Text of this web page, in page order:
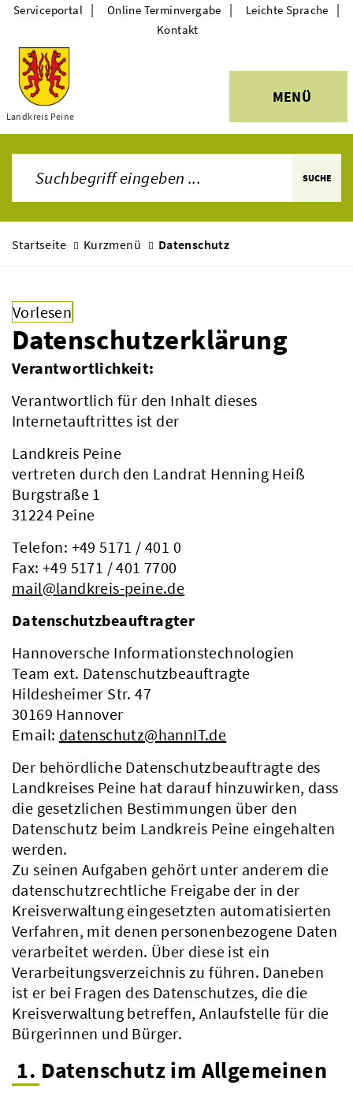
Themen
Landkreis Peine
MENÜ
Serviceportal | Online Terminvergabe | Leichte Sprache |
Kontakt
SUCHE
Startseite Kurzmenü Datenschutz
Vorlesen
Datenschutzerklärung
Verantwortlichkeit:
Verantwortlich für den Inhalt dieses
Internetauftrittes ist der
Landkreis Peine
vertreten durch den Landrat Henning Heiß
Burgstraße 1
31224 Peine
Telefon: +49 5171 / 401 0
Fax: +49 5171 / 401 7700
mail@landkreis-peine.de
Datenschutzbeauftragter
Hannoversche Informationstechnologien
Team ext. Datenschutzbeauftragte
Hildesheimer Str. 47
30169 Hannover
Email: datenschutz@hannIT.de
Der behördliche Datenschutzbeauftragte des
Landkreises Peine hat darauf hinzuwirken, dass
die gesetzlichen Bestimmungen über den
Datenschutz beim Landkreis Peine eingehalten
werden.
Zu seinen Aufgaben gehört unter anderem die
datenschutzrechtliche Freigabe der in der
Kreisverwaltung eingesetzten automatisierten
Verfahren, mit denen personenbezogene Daten
verarbeitet werden. Über diese ist ein
Verarbeitungsverzeichnis zu führen. Daneben
ist er bei Fragen des Datenschutzes, die die
Kreisverwaltung betreffen, Anlaufstelle für die
Bürgerinnen und Bürger.
1. Datenschutz im Allgemeinen